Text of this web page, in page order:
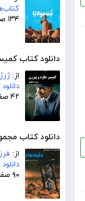
۱۳۴ صفحه
دانلود کتاب
از:
۴۲ صفحه
دانلود کتاب
از:
۹۰ صفحه